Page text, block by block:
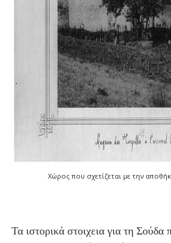
Χώρος που σχετίζεται με την
Τα ιστορικά στοιχεια για τη Σούδα